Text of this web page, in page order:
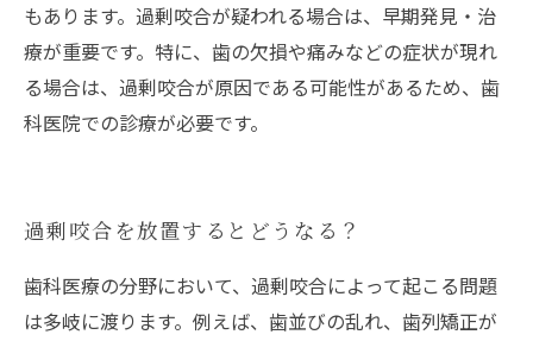
もあります。過剰咬合が疑われる場合は、早期発見・治
療が重要です。特に、歯の欠損や痛みなどの症状が現れ
る場合は、過剰咬合が原因である可能性があるため、歯
科医院での診療が必要です。
過剰咬合を放置するとどうなる？
歯科医療の分野において、過剰咬合によって起こる問題
は多岐に渡ります。例えば、歯並びの乱れ、歯列矯正が